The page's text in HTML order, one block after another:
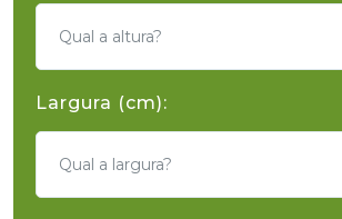
Largura (cm):